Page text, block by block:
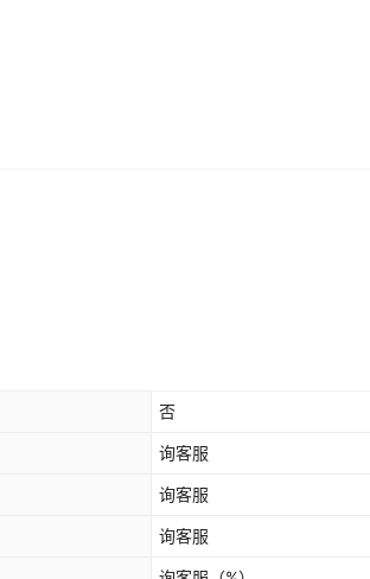
否
询客服
询客服
询客服